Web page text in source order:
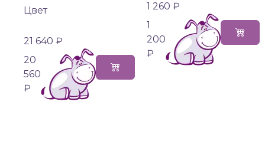
Цвет
21 640 ₽
20
560
₽
1 260 ₽
1
200
₽